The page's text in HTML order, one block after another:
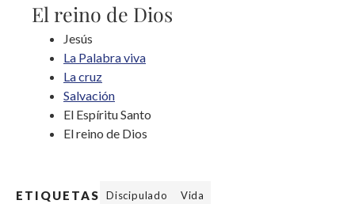
El reino de Dios
Jesús
La Palabra viva
La cruz
Salvación
El Espíritu Santo
El reino de Dios
ETIQUETAS Discipulado Vida